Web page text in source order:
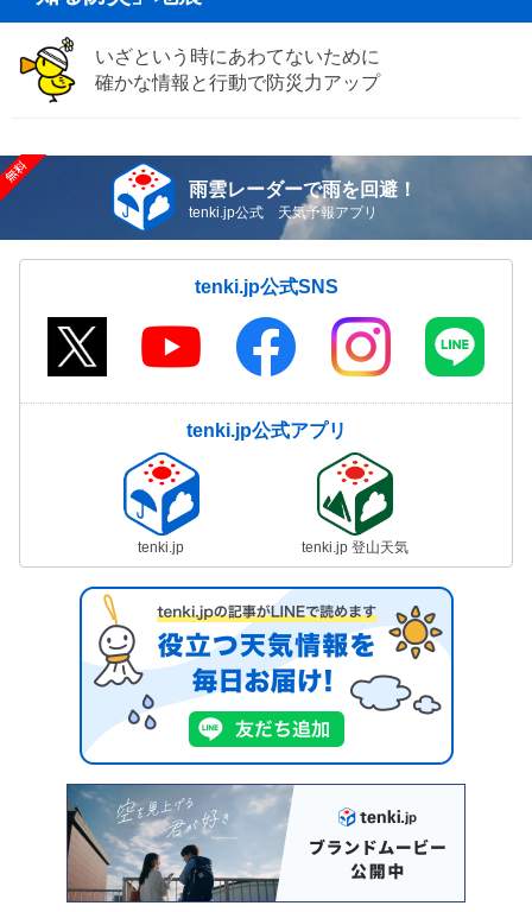
いざという時にあわてないために
確かな情報と行動で防災力アップ
雨雲レーダーで雨を回避！
tenki.jp公式 天気予報アプリ
tenki.jp公式SNS
tenki.jp公式アプリ
tenki.jp tenki.jp 登山天気